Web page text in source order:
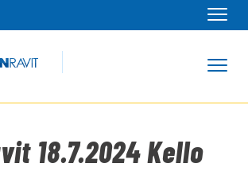
18.7.2024 Kello